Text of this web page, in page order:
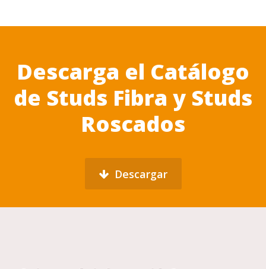
Descarga el Catálogo
de Studs Fibra y Studs
Roscados
Descargar